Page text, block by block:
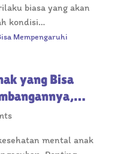
biasa yang akan
kondisi…
yang Bisa
mental anak